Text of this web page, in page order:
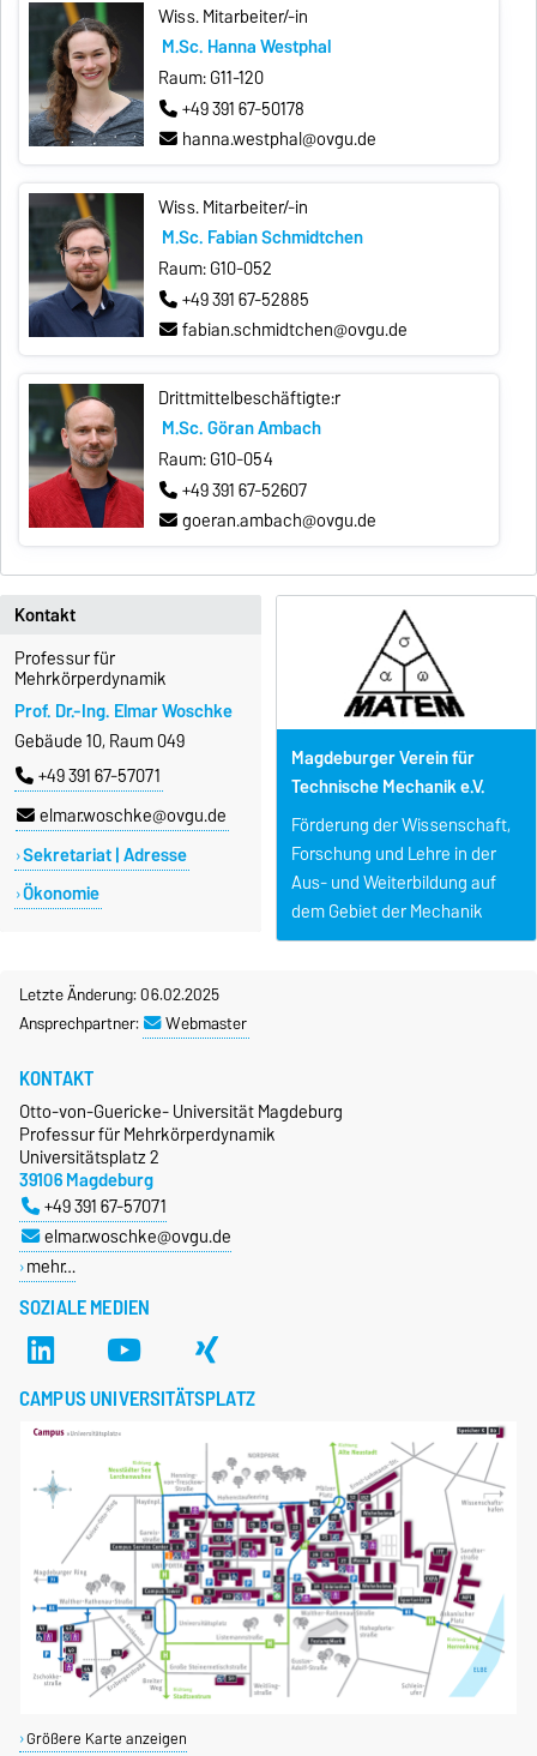
Wiss. Mitarbeiter/-in
M.Sc. Hanna Westphal
Raum: G11-120
+49 391 67-50178
hanna.westphal@ovgu.de
Wiss. Mitarbeiter/-in
M.Sc. Fabian Schmidtchen
Raum: G10-052
+49 391 67-52885
fabian.schmidtchen@ovgu.de
Drittmittelbeschäftigte:r
M.Sc. Göran Ambach
Raum: G10-054
+49 391 67-52607
goeran.ambach@ovgu.de
Kontakt
Professur für
Mehrkörperdynamik
Prof. Dr.-Ing. Elmar Woschke
Gebäude 10, Raum 049
+49 391 67-57071
elmar.woschke@ovgu.de
Sekretariat | Adresse
Ökonomie
Magdeburger Verein für
Technische Mechanik e.V.
Förderung der Wissenschaft,
Forschung und Lehre in der
Aus- und Weiterbildung auf
dem Gebiet der Mechanik
Letzte Änderung: 06.02.2025
Ansprechpartner:
Webmaster
SOZIALE MEDIEN
KONTAKT
Otto-von-Guericke- Universität Magdeburg
Professur für Mehrkörperdynamik
Universitätsplatz 2
39106 Magdeburg
+49 391 67-57071
elmar.woschke@ovgu.de
mehr…
CAMPUS UNIVERSITÄTSPLATZ
Größere Karte anzeigen